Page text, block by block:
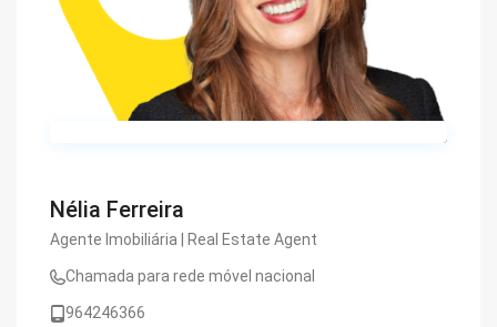
Nélia Ferreira
Agente Imobiliária | Real Estate Agent
Chamada para rede móvel nacional
964246366